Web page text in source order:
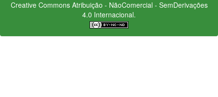
Creative CommonsAtribuição - NãoComercial - SemDerivações
4.0 Internacional.